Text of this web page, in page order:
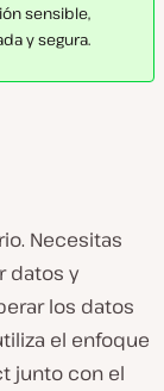
sensible,
y segura.
Necesitas
datos y
los datos
el enfoque
junto con el